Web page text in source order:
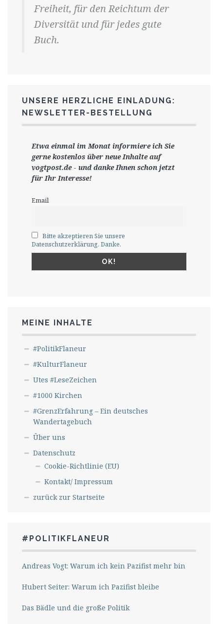
Freiheit, für den Reichtum der
Diversität und für jedes gute
Buch.
UNSERE HERZLICHE EINLADUNG:
NEWSLETTER-BESTELLUNG
Etwa einmal im Monat informiere ich Sie
gernekostenlos über neue Inhalte auf
vogtpost.de- und danke Ihnen schon jetzt
für Ihr Interesse!
Email
Bitte akzeptieren Sie unsere
Datenschutzerklärung. Danke.
MEINE INHALTE
#PolitikFlaneur
#KulturFlaneur
Utes #LeseZeichen
#1000 Kirchen
#GrenzErfahrung – Ein deutsches
Wandertagebuch
Über uns
Datenschutz
Cookie-Richtlinie (EU)
Kontakt/ Impressum
zurück zur Startseite
#POLITIKFLANEUR
Andreas Vogt: Warum ich kein Pazifist mehr bin
Hubert Seiter: Warum ich Pazifist bleibe
Das Bädle und die große Politik